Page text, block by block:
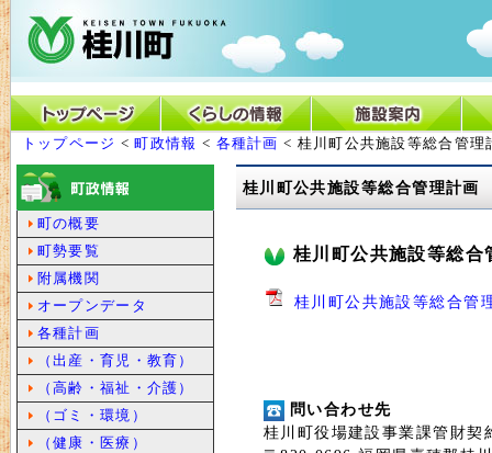
トップページ <町政情報 < 各種計画 < 桂川町公共施設等総合管理
桂川町公共施設等総合管理計画
桂川町公共施設等総合
桂川町公共施設等総合管
問い合わせ先
桂川町役場建設事業課管財契
町の概要
町勢要覧
附属機関
オープンデータ
各種計画
（出産・育児・教育）
（高齢・福祉・介護）
（ゴミ・環境）
（健康・医療）